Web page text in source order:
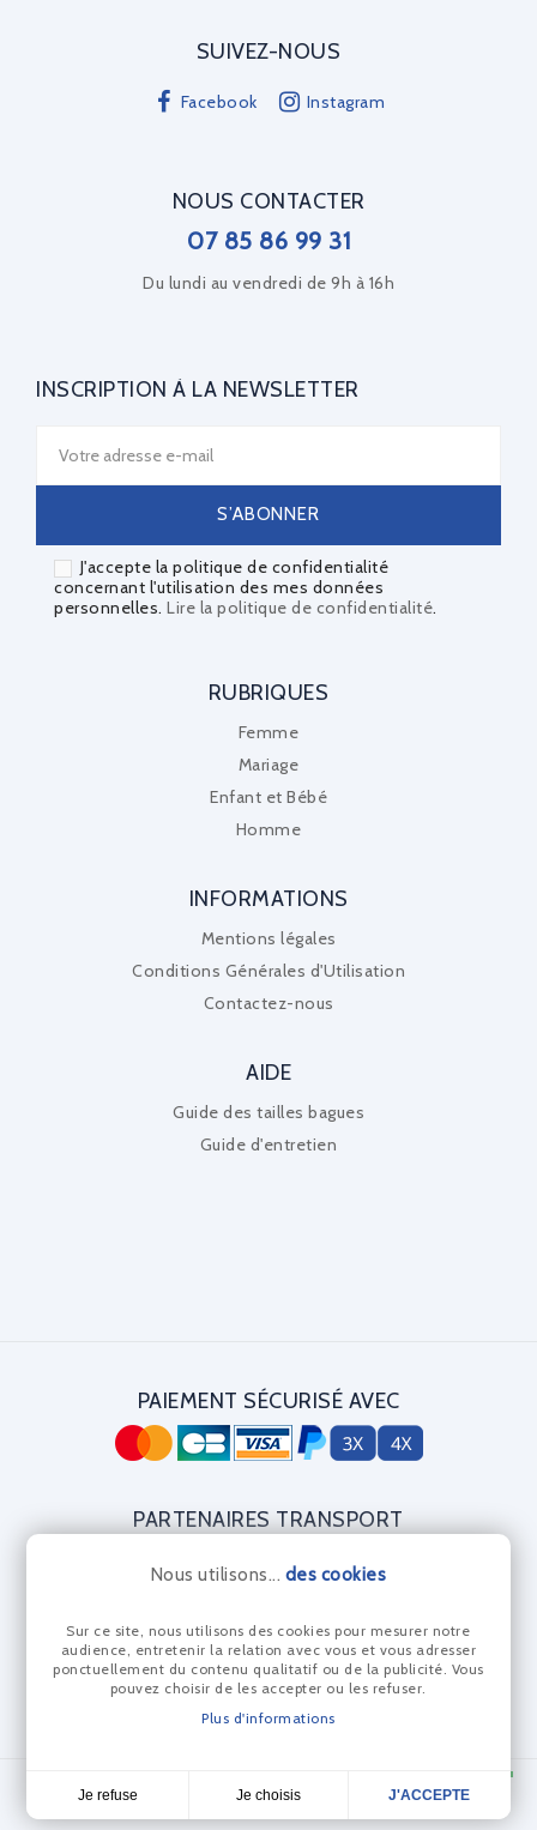
4,7
SUIVEZ-NOUS
Facebook Instagram
NOUS CONTACTER
07 85 86 99 31
Du lundi au vendredi de 9h à 16h
INSCRIPTION À LA NEWSLETTER
J'accepte la politique de confidentialité
concernant l'utilisation des mes données
personnelles. Lire la politique de confidentialité.
RUBRIQUES
Femme
Mariage
Enfant et Bébé
Homme
INFORMATIONS
Mentions légales
Conditions Générales d'Utilisation
Contactez-nous
AIDE
Guide des tailles bagues
Guide d'entretien
Nous utilisons... des cookies
Sur ce site, nous utilisons des cookies pour mesurer notre
audience, entretenir la relation avec vous et vous adresser
ponctuellement du contenu qualitatif ou de la publicité. Vous
pouvez choisir de les accepter ou les refuser.
Plus d'informations
Je refuse Je choisis J'ACCEPTE
PAIEMENT SÉCURISÉ AVEC
PARTENAIRES TRANSPORT
CERTIFICAT DIAMANT
© Les Anneaux Bleus 2024 - Réalisation Dream me up